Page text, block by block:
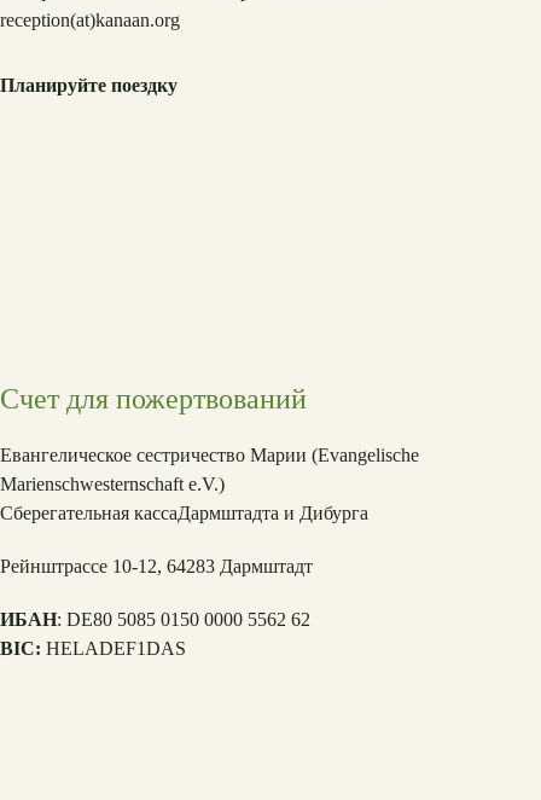
reception(at)kanaan.org
Планируйте поездку
Счет для пожертвований
Евангелическое сестричество Марии (Evangelische
Marienschwesternschaft e.V.)
Сберегательная кассаДармштадта и Дибурга
Рейнштрассе 10-12, 64283 Дармштадт
ИБАН: DE80 5085 0150 0000 5562 62
BIC: HELADEF1DAS